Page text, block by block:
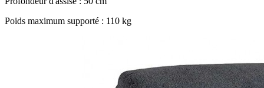
Poids maximum supporté : 110 kg